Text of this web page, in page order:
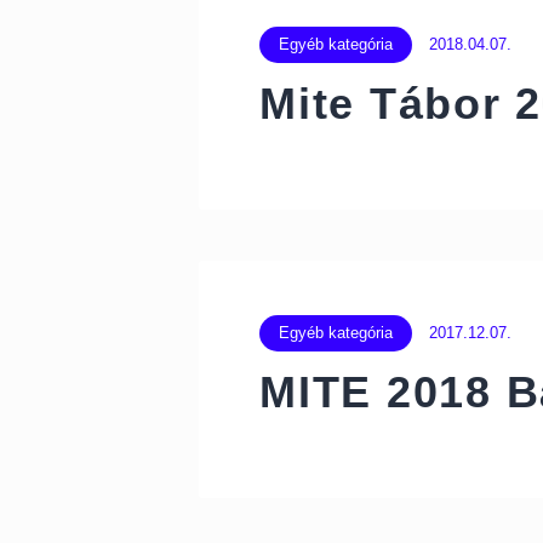
Egyéb kategória 2018.04.07.
Mite Tábor
Egyéb kategória 2017.12.07.
MITE 2018